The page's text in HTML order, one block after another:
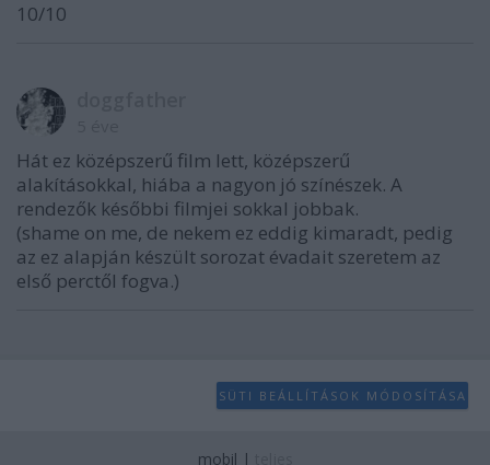
10/10
Hát ez középszerű film lett, középszerű
alakításokkal, hiába a nagyon jó színészek. A
rendezők későbbi filmjei sokkal jobbak.
(shame on me, de nekem ez eddig kimaradt, pedig
az ez alapján készült sorozat évadait szeretem az
első perctől fogva.)
SÜTI BEÁLLÍTÁSOK MÓDOSÍTÁSA
mobil |